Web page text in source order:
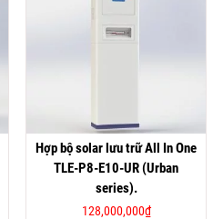
Hợp bộ solar lưu trữ All In One
TLE-P8-E10-UR (Urban
series).
128,000,000₫